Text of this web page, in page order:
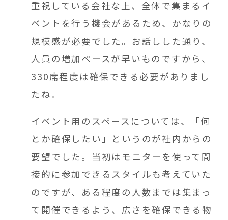
重視している会社な上、全体で集まるイ
ベントを行う機会があるため、かなりの
規模感が必要でした。お話しした通り、
人員の増加ペースが早いものですから、
330席程度は確保できる必要がありまし
たね。
イベント用のスペースについては、「何
とか確保したい 」というのが社内からの
要望でした。当初はモニターを使って間
接的に参加できるスタイルも考えていた
のですが、ある程度の人数までは集まっ
て開催できるよう、広さを確保できる物